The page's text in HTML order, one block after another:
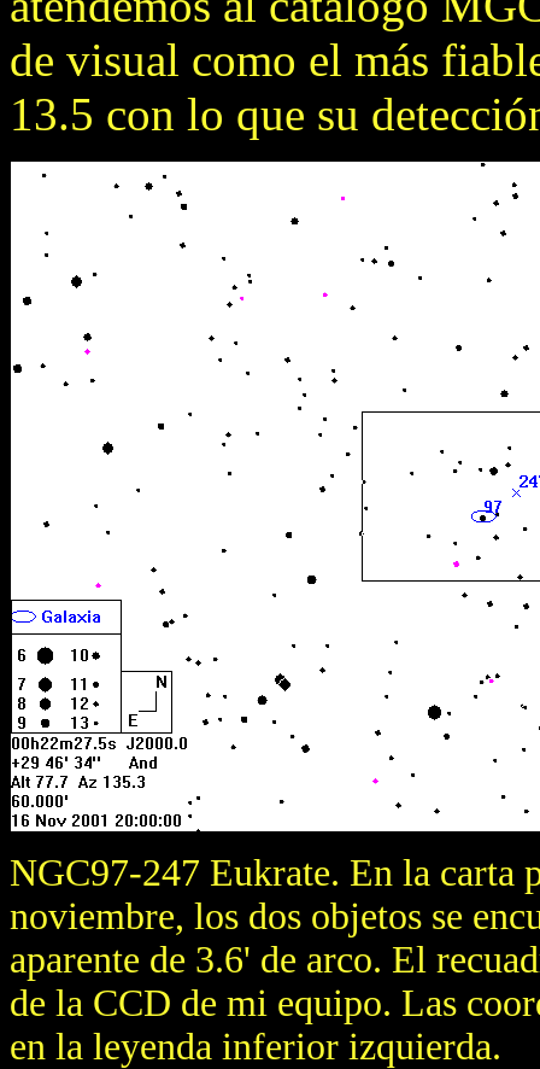
de visual como el más
13.5 con lo que su
NGC97-247 Eukrate. En la carta
noviembre, los dos objetos se
aparente de 3.6' de arco. El
de la CCD de mi equipo. Las
en la leyenda inferior izquierda.